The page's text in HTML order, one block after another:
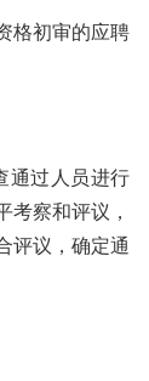
格初审的应聘
通过人员进行
考察和评议，
评议，确定通